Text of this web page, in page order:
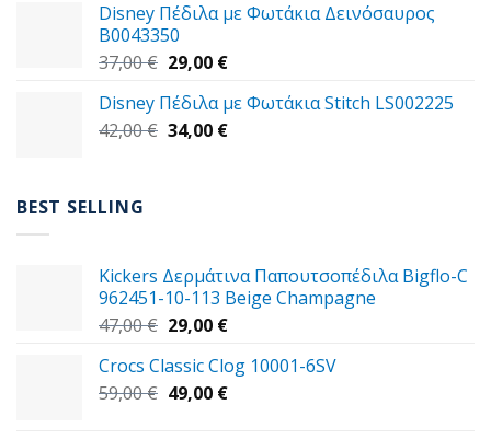
59,00 €.είναι:
Disney Πέδιλα με Φωτάκια Δεινόσαυρος
B0043350
37,00€ Original
was:
37,00 €.
29,00 €Η
τιμή
είναι:
Disney Πέδιλα με Φωτάκια Stitch LS002225
42,00€ Original
34,00 €Η
BEST SELLING
Kickers Δερμάτινα Παπουτσοπέδιλα Bigflo-C
962451-10-113 Beige Champagne
47,00€ Original
was:
47,00 €.
29,00 €Η
τιμή
είναι:
Crocs Classic Clog 10001-6SV
59,00€ Original
49,00 €Η